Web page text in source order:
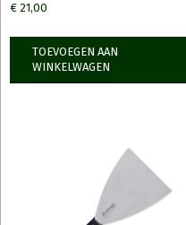
€ 21,00
TOEVOEGEN AAN
WINKELWAGEN